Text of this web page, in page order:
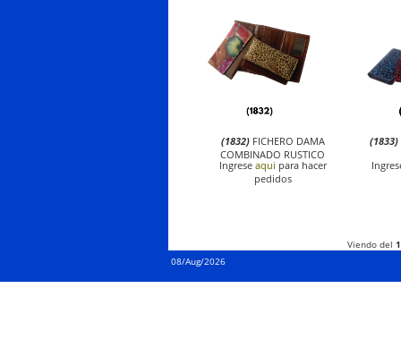
(1832) FICHERO DAMA
COMBINADO RUSTICO
Ingrese aqui para hacer
pedidos
(1833)
Viendo del 1
08/Aug/2026